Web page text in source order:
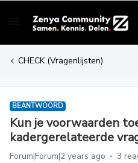
CHECK (Vragenlijsten)
BEANTWOORD
Kun je voorwaarden
kadergerelateerde
Forum|Forum|2 years ago 3